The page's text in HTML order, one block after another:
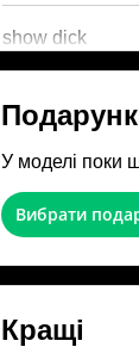
show dick
У моделі поки
Вибрати
Кращі